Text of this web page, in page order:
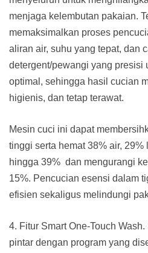
menjaga kelembutan pakaian.
memaksimalkan proses
aliran air, suhu yang tepat, dan
detergent/pewangi yang presisi
optimal, sehingga hasil cucian
higienis, dan tetap terawat.
Mesin cuci ini dapat
tinggi serta hemat 38% air,
hingga 39% dan mengurangi
15%. Pencucian esensi dalam
efisien sekaligus melindungi
4. Fitur Smart One-Touch
pintar dengan program yang